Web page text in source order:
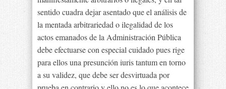
sentido cuadra dejar asentado que el análisis de
la mentada arbitrariedad o ilegalidad de los
actos emanados de la Administración Pública
debe efectuarse con especial cuidado pues rige
para ellos una presunción iuris tantum en torno
a su validez, que debe ser desvirtuada por